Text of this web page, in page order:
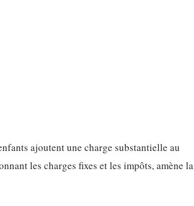
ajoutent une charge substantielle au
les charges fixes et les impôts, amène la